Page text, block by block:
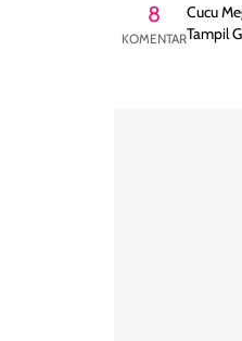
8
KOMENTAR
Cucu
Tampil